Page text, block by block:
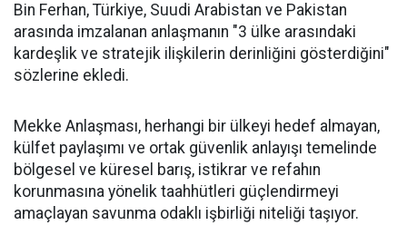
Bin Ferhan, Türkiye, Suudi Arabistan ve Pakistan
arasında imzalanan anlaşmanın "3 ülke arasındaki
kardeşlik ve stratejik ilişkilerin derinliğini gösterdiğini"
sözlerine ekledi.
Mekke Anlaşması, herhangi bir ülkeyi hedef almayan,
külfet paylaşımı ve ortak güvenlik anlayışı temelinde
bölgesel ve küresel barış, istikrar ve refahın
korunmasına yönelik taahhütleri güçlendirmeyi
amaçlayan savunma odaklı işbirliği niteliği taşıyor.